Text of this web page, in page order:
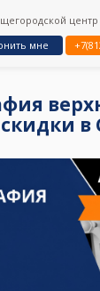
центр
мне
в